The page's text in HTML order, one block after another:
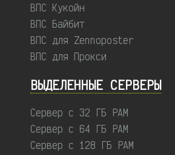
ВПС Кукойн
ВПС Байбит
ВПС для Zennoposter
ВПС для Прокси
ВЫДЕЛЕННЫЕ CЕРВЕРЫ
Сервер с 32 ГБ РАМ
Сервер с 64 ГБ РАМ
Сервер с 128 ГБ РАМ